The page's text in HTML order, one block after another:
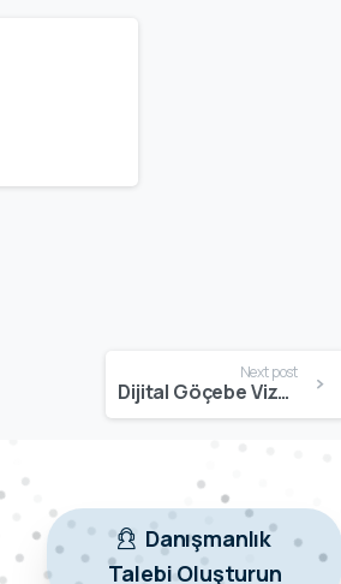
Next post
Dijital Göçebe Vizesi | Şartlar, Başvuru Süreci & Danışmanlık
Danışmanlık
Talebi Oluşturun